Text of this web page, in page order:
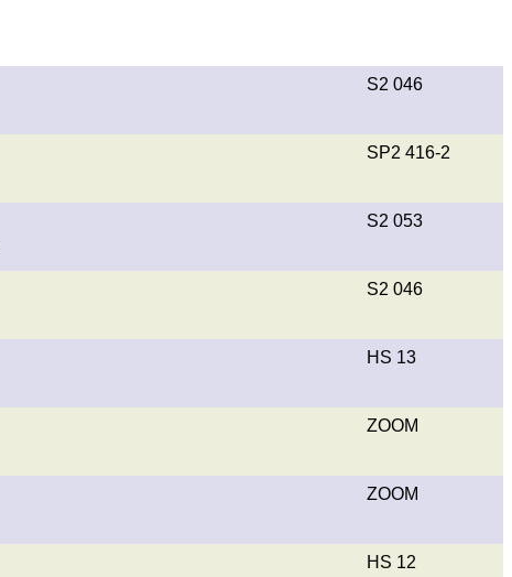
S2 046
SP2 416-2
S2 053
S2 046
HS 13
ZOOM
ZOOM
HS 12